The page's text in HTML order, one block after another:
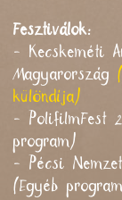
Fesztiválok:
- Kecskeméti
Magyarország
különdíja)
- PolifilmFest
program)
- Pécsi
(Egyéb